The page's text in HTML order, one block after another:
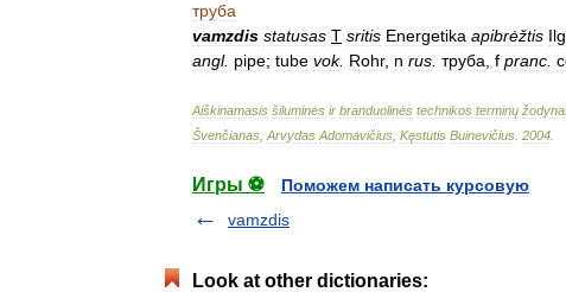
труба
vamzdis statusas T sritis Energetika apibrėžtis
angl. pipe; tube vok. Rohr, n rus труба f pranc
Aiškinamasis šiluminės ir branduolinės technikos terminų
Švenčianas Arvydas Adomavičius Kęstutis Buinevičius 2004
Игры ⚽
Поможем написать курсовую
vamzdis
Look at other dictionaries: